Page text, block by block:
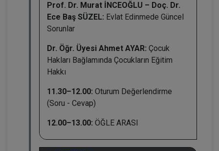
Prof. Dr. Murat İNCEOĞLU – Doç. Dr.
Ece Baş SÜZEL: Evlat Edinmede Güncel
Sorunlar
Dr. Öğr. Üyesi Ahmet AYAR: Çocuk
Hakları Bağlamında Çocukların Eğitim
Hakkı
11.30–12.00: Oturum Değerlendirme
(Soru - Cevap)
12.00–13.00: ÖĞLE ARASI